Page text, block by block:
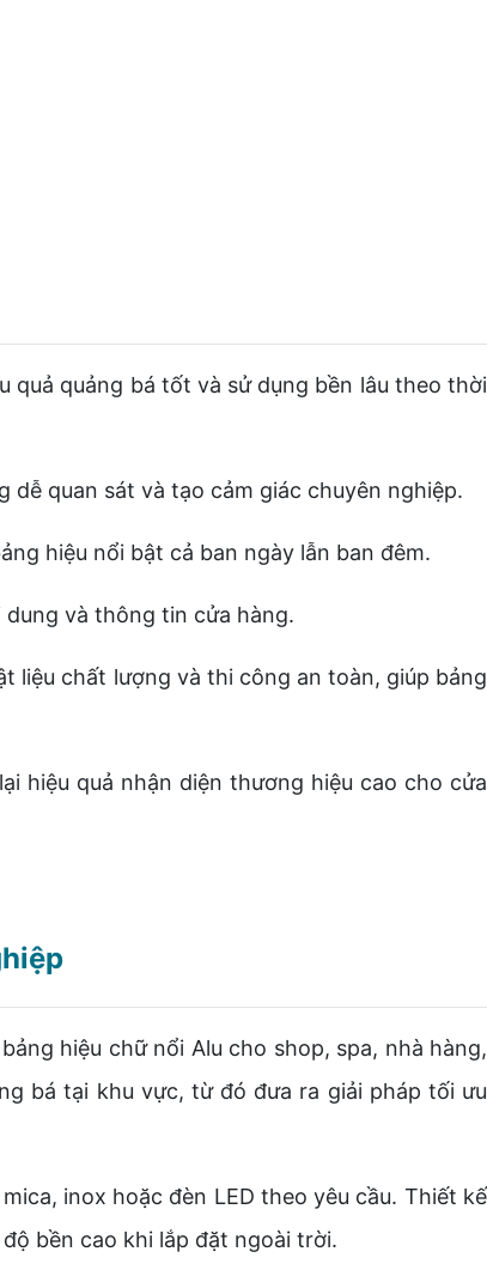
quảng bá tốt và sử dụng bền lâu theo thời
quan sát và tạo cảm giác chuyên nghiệp.
hiệu nổi bật cả ban ngày lẫn ban đêm.
và thông tin cửa hàng.
chất lượng và thi công an toàn, giúp bảng
hiệu quả nhận diện thương hiệu cao cho cửa
hiệu chữ nổi Alu cho shop, spa, nhà hàng,
bá tại khu vực, từ đó đưa ra giải pháp tối ưu
inox hoặc đèn LED theo yêu cầu. Thiết kế
bền cao khi lắp đặt ngoài trời.